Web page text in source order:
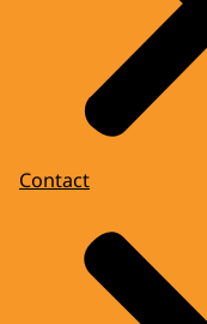
Contact